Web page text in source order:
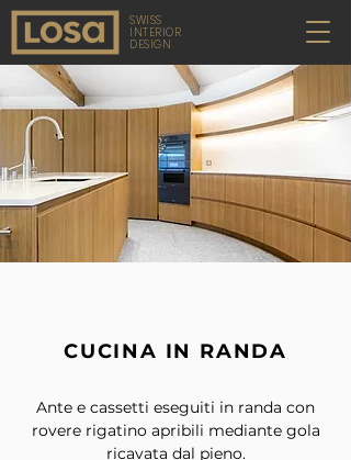
SWISS
INTERIOR
DESIGN
CUCINA IN RANDA
Ante e cassetti eseguiti in randa con
rovere rigatino apribili mediante gola
ricavata dal pieno.